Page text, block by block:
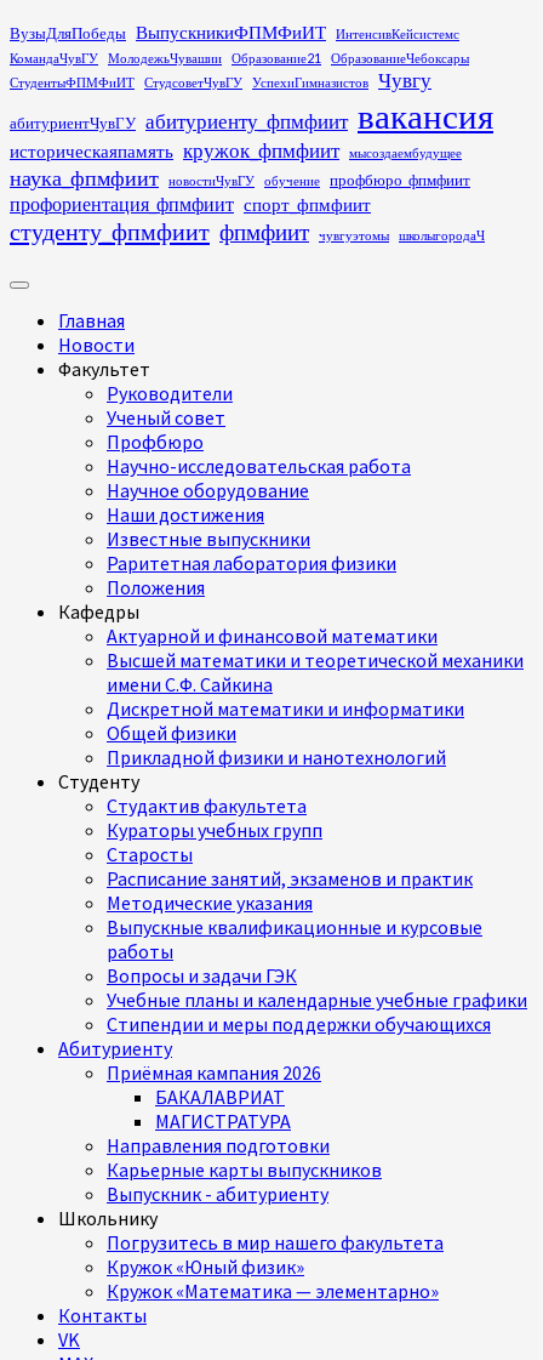
Перейти
к
содержимому
ВузыДляПобеды ВыпускникиФПМФиИТ
ИнтенсивКейсистемс
КомандаЧувГУ
МолодежьЧувашии Образование21
ОбразованиеЧебоксары
СтудентыФПМФиИТ
СтудсоветЧувГУ УспехиГимназистов Чувгу
абитуриентЧувГУ абитуриенту_фпмфиит вакансия
историческаяпамять кружок_фпмфиит мысоздаембудущее
наука_фпмфиит новостиЧувГУ обучение профбюро_фпмфиит
профориентация_фпмфиит спорт_фпмфиит
студенту_фпмфиит фпмфиит чувгуэтомы школыгородаЧ
Основное
Главная
Новости
Факультет
Руководители
Ученый совет
Профбюро
Научно-исследовательская работа
Научное оборудование
Наши достижения
Известные выпускники
Раритетная лаборатория физики
Положения
Кафедры
Актуарной и финансовой математики
Высшей математики и теоретической механики
имени С.Ф. Сайкина
Дискретной математики и информатики
Общей физики
Прикладной физики и нанотехнологий
Студенту
Студактив факультета
Кураторы учебных групп
Старосты
Расписание занятий, экзаменов и практик
Методические указания
Выпускные квалификационные и курсовые
работы
Вопросы и задачи ГЭК
Учебные планы и календарные учебные графики
Стипендии и меры поддержки обучающихся
Абитуриенту
Приёмная кампания 2026
БАКАЛАВРИАТ
МАГИСТРАТУРА
Направления подготовки
Карьерные карты выпускников
Выпускник - абитуриенту
Школьнику
Погрузитесь в мир нашего факультета
Кружок «Юный физик»
Кружок «Математика — элементарно»
Контакты
VK